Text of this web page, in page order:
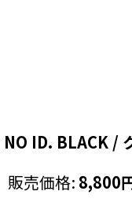
NO ID. BLACK /
販売価格: 8,800